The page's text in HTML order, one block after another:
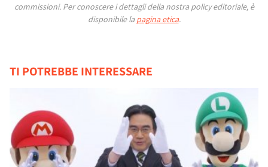
commissioni. Per conoscere i dettagli della nostra policy editoriale, è
disponibile la pagina etica.
TI POTREBBE INTERESSARE